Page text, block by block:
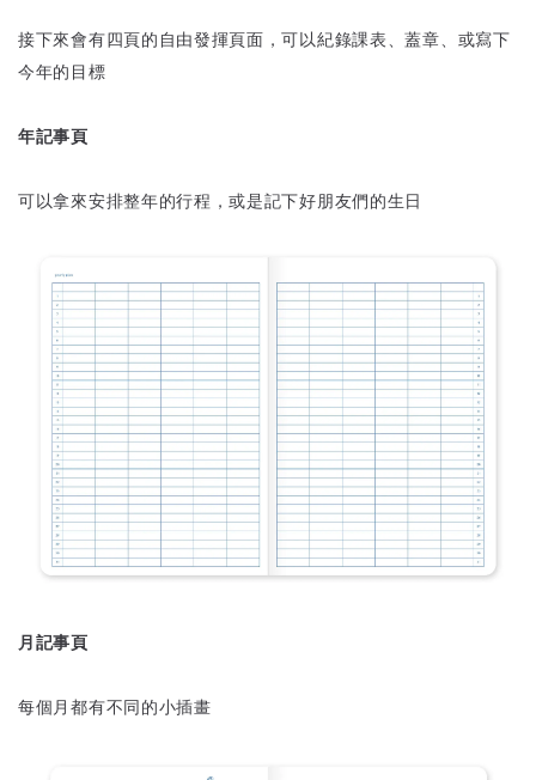
接下來會有四頁的自由發揮頁面，可以紀錄課表、蓋章、或寫下
今年的目標
年記事頁
可以拿來安排整年的行程，或是記下好朋友們的生日
月記事頁
每個月都有不同的小插畫